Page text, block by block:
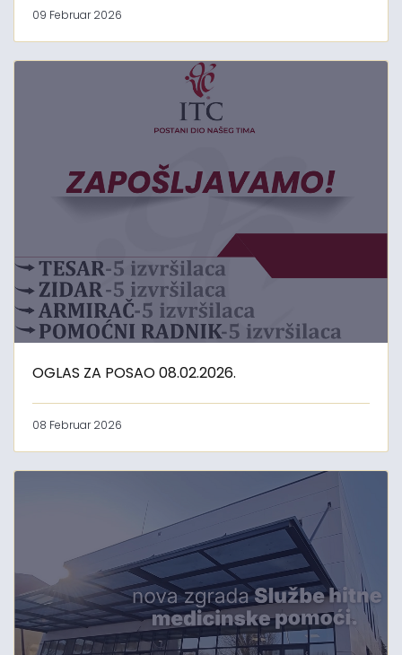
09 Februar 2026
OGLAS ZA POSAO 08.02.2026.
08 Februar 2026